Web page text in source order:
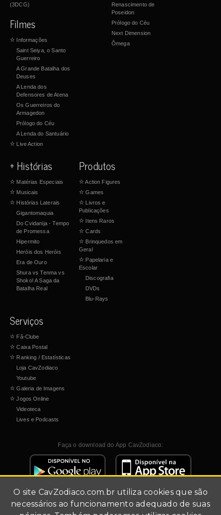
O site CavZodiaco.com.br utiliza cookies que são
necessários ao funcionamento adequado de suas
(3DCG)
Filmes
☆ Informações
Saint Seiya, o Santo
Guerreiro
A Grande Batalha dos
Deuses
A Lenda dos
Defensores de Atena
Os Guerreiros do
Armagedon
Prólogo do Céu
A Lenda do Santuário
☆ Live Action
Renascimento de
Poseidon
Prólogo do Céu
Next Dimension
Ômega
+ Histórias
☆ Matérias Especiais
☆ Musicais
☆ Histórias Laterais
Gigantomaquia
Do Cvidanija - Tempo
de Promessa
Hipermito
Heróis dos Heróis
Era de Ouro
Shura vs Tenma vs
Shoko! A Saga da
Batalha Real
Produtos
☆Action Figures
☆ Games
☆ Livros e
Publicações
☆ Itens Raros
☆ Cards
☆ Brinquedos em
Geral
☆ Papelaria e
Escolar
Discografia
DVDs
Blu-Rays
Serviços
☆ Fã-Clube
☆ Caixa Postal
☆ Ranking / Estatísticas
Loja CavZodiaco
Youtube
☆ Galeria de Imagens
☆ Jogos Online
Videoteca
Lives e Podcasts
Faça o download do App CavZodiaco: